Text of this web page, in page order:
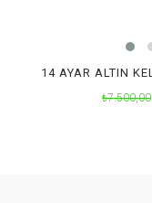
₺7.500,00